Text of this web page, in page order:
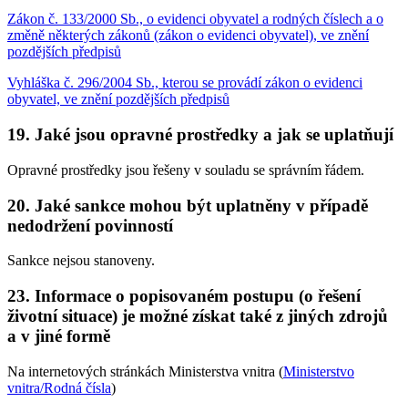
Zákon č. 133/2000 Sb., o evidenci obyvatel a rodných číslech a o
změně některých zákonů (zákon o evidenci obyvatel), ve znění
pozdějších předpisů
Vyhláška č. 296/2004 Sb., kterou se provádí zákon o evidenci
obyvatel, ve znění pozdějších předpisů
19. Jaké jsou opravné prostředky a jak se uplatňují
Opravné prostředky jsou řešeny v souladu se správním řádem.
20. Jaké sankce mohou být uplatněny v případě
nedodržení povinností
Sankce nejsou stanoveny.
23. Informace o popisovaném postupu (o řešení
životní situace) je možné získat také z jiných zdrojů
a v jiné formě
Na internetových stránkách Ministerstva vnitra (Ministerstvo
vnitra/Rodná čísla)